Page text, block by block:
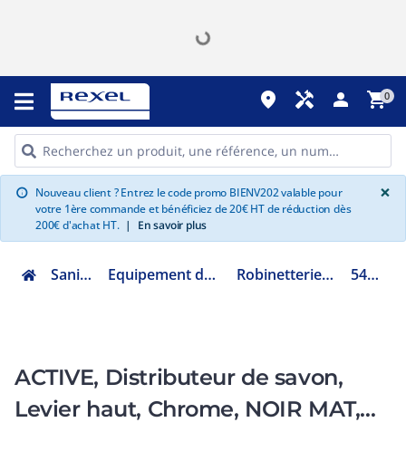
place handyman person shopping_cart0
info Nouveau client ? Entrez le code promo BIENV202 valable pour
votre 1ère commande et bénéficiez de 20€ HT de réduction dès
200€ d'achat HT. | En savoir plus
×
Sanitaire Equipement de cuisine Robinetterie d'évier 543811
ACTIVE, Distributeur de savon,
Levier haut, Chrome, NOIR MAT,